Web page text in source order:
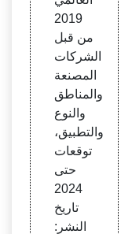
ل الش
ركات
المصن
عة
2019
من قبل
الشركات
المصنعة
والمناطق
والنوع
والتطبيق،
توقعات
حتى
2024
تاريخ
النشر: